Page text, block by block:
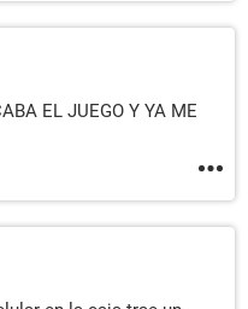
EL JUEGO Y YA ME